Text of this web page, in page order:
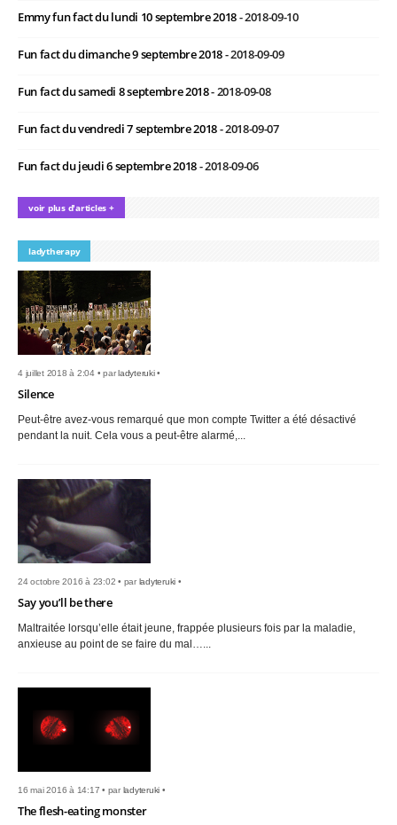
Emmy fun fact du lundi 10 septembre 2018- 2018-09-10
Fun fact du dimanche 9 septembre 2018- 2018-09-09
Fun fact du samedi 8 septembre 2018- 2018-09-08
Fun fact du vendredi 7 septembre 2018- 2018-09-07
Fun fact du jeudi 6 septembre 2018- 2018-09-06
voir plus d'articles +
ladytherapy
4 juillet 2018 à 2:04 • parladyteruki•
Silence
Peut-être avez-vous remarqué que mon compte Twitter a été désactivé
pendant la nuit. Cela vous a peut-être alarmé,...
24 octobre 2016 à 23:02 • par ladyteruki •
Say you’ll be there
Maltraitée lorsqu’elle était jeune, frappée plusieurs fois par la maladie,
anxieuse au point de se faire du mal…...
16 mai 2016 à 14:17 • par ladyteruki •
The flesh-eating monster